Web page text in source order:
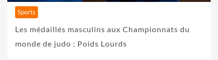
Sports
Les médaillés masculins aux Championnats du
monde de judo : Poids Lourds